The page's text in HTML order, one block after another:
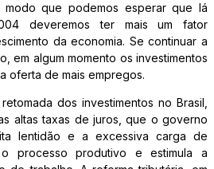
modo que podemos esperar que lá
deveremos ter mais um fator
da economia. Se continuar a
em algum momento os investimentos
oferta de mais empregos.
dos investimentos no Brasil,
altas taxas de juros, que o governo
lentidão e a excessiva carga de
processo produtivo e estimula a